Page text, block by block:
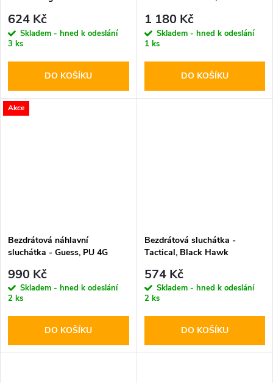
624 Kč
Skladem - hned k odeslání
3 ks
DO KOŠÍKU
1 180 Kč
Skladem - hned k odeslání
1 ks
DO KOŠÍKU
Akce
Bezdrátová náhlavní
sluchátka - Guess, PU 4G
990 Kč
Skladem - hned k odeslání
2 ks
DO KOŠÍKU
Bezdrátová sluchátka -
Tactical, Black Hawk
574 Kč
Skladem - hned k odeslání
2 ks
DO KOŠÍKU